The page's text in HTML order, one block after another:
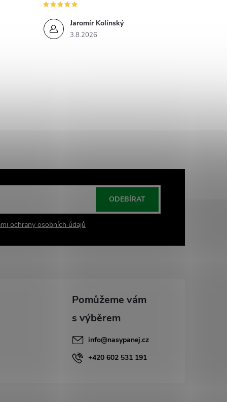
Jaromír Kolínský
3.8.2026
ochrany osobních údajů
ODEBÍRAT
info@nasypanej.cz
+420 602 531 191